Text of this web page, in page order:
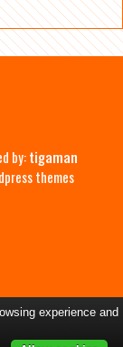
by:tigaman
themes
experience and